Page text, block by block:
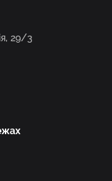
29/3